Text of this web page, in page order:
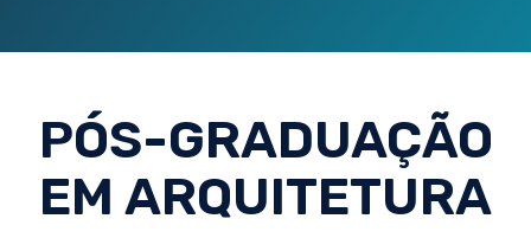
PÓS-GRADUAÇÃO
EM ARQUITETURA